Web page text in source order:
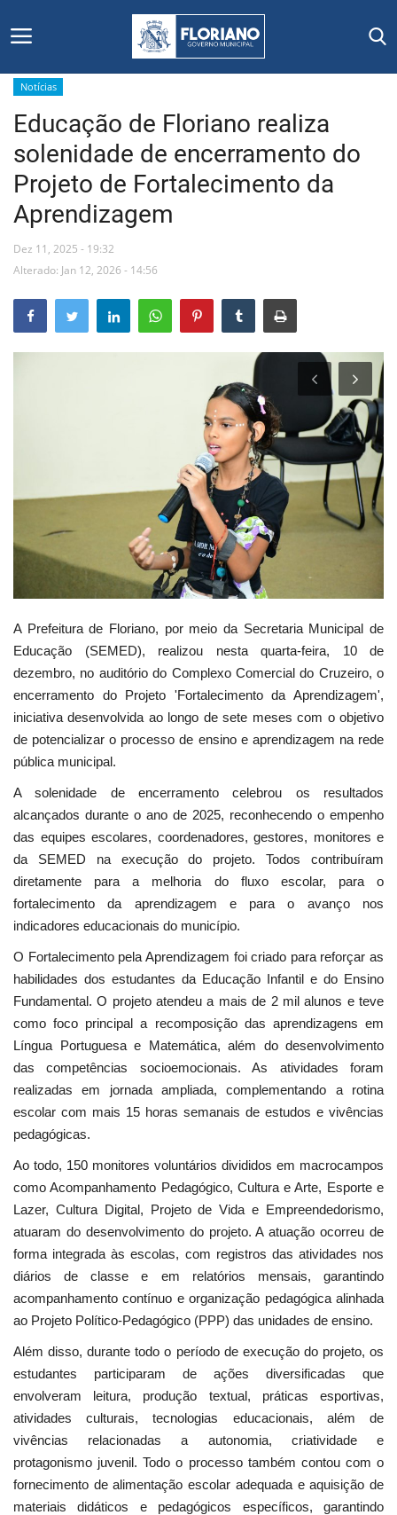
Início
Editais
Floriano
Secretarias e Órgãos
Mural de Licitações
Notícias
Educação de Floriano realiza
solenidade de encerramento do
Projeto de Fortalecimento da
Aprendizagem
Dez 11, 2025 - 19:32
Alterado: Jan 12, 2026 - 14:56
A Prefeitura de Floriano, por meio da Secretaria Municipal de
Educação (SEMED), realizou nesta quarta-feira, 10 de
dezembro, no auditório do Complexo Comercial do Cruzeiro, o
encerramento do Projeto 'Fortalecimento da Aprendizagem',
iniciativa desenvolvida ao longo de sete meses com o objetivo
de potencializar o processo de ensino e aprendizagem na rede
pública municipal.
A solenidade de encerramento celebrou os resultados
alcançados durante o ano de 2025, reconhecendo o empenho
das equipes escolares, coordenadores, gestores, monitores e
da SEMED na execução do projeto. Todos contribuíram
diretamente para a melhoria do fluxo escolar, para o
fortalecimento da aprendizagem e para o avanço nos
indicadores educacionais do município.
O Fortalecimento pela Aprendizagem foi criado para reforçar as
habilidades dos estudantes da Educação Infantil e do Ensino
Fundamental. O projeto atendeu a mais de 2 mil alunos e teve
como foco principal a recomposição das aprendizagens em
Língua Portuguesa e Matemática, além do desenvolvimento
das competências socioemocionais. As atividades foram
realizadas em jornada ampliada, complementando a rotina
escolar com mais 15 horas semanais de estudos e vivências
pedagógicas.
Ao todo, 150 monitores voluntários divididos em macrocampos
como Acompanhamento Pedagógico, Cultura e Arte, Esporte e
Lazer, Cultura Digital, Projeto de Vida e Empreendedorismo,
atuaram do desenvolvimento do projeto. A atuação ocorreu de
forma integrada às escolas, com registros das atividades nos
diários de classe e em relatórios mensais, garantindo
acompanhamento contínuo e organização pedagógica alinhada
ao Projeto Político-Pedagógico (PPP) das unidades de ensino.
Além disso, durante todo o período de execução do projeto, os
estudantes participaram de ações diversificadas que
envolveram leitura, produção textual, práticas esportivas,
atividades culturais, tecnologias educacionais, além de
vivências relacionadas a autonomia, criatividade e
protagonismo juvenil. Todo o processo também contou com o
fornecimento de alimentação escolar adequada e aquisição de
materiais didáticos e pedagógicos específicos, garantindo